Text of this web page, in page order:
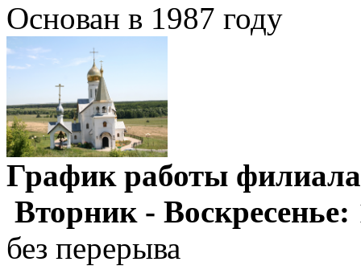
Основан в 1987 году
График работы
Вторник - Воскресенье:
без перерыва